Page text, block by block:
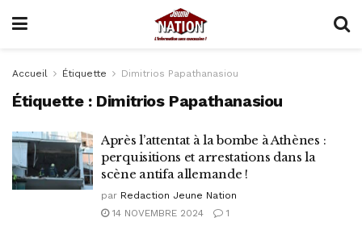
Accueil Étiquette Dimitrios Papathanasiou
Étiquette : Dimitrios Papathanasiou
Après l’attentat à la bombe à Athènes :
perquisitions et arrestations dans la
scène antifa allemande !
par Redaction Jeune Nation
14 NOVEMBRE 2024
1